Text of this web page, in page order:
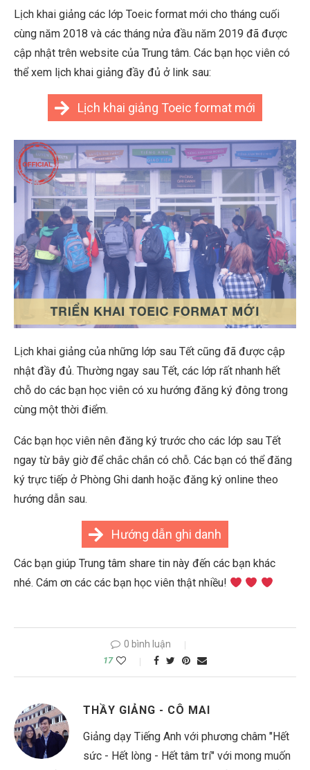
Lịch khai giảng các lớp Toeic format mới cho tháng cuối
cùng năm 2018 và các tháng nửa đầu năm 2019 đã được
cập nhật trên website của Trung tâm. Các bạn học viên có
thể xem lịch khai giảng đầy đủ ở link sau:
Lịch khai giảng Toeic format mới
Lịch khai giảng của những lớp sau Tết cũng đã được cập
nhật đầy đủ. Thường ngay sau Tết, các lớp rất nhanh hết
chỗ do các bạn học viên có xu hướng đăng ký đông trong
cùng một thời điểm.
Các bạn học viên nên đăng ký trước cho các lớp sau Tết
ngay từ bây giờ để chắc chắn có chỗ. Các bạn có thể đăng
ký trực tiếp ở Phòng Ghi danh hoặc đăng ký online theo
hướng dẫn sau.
Hướng dẫn ghi danh
Các bạn giúp Trung tâm share tin này đến các bạn khác
nhé. Cám ơn các các bạn học viên thật nhiều!
0 bình luận
17
THẦY GIẢNG - CÔ MAI
Giảng dạy Tiếng Anh với phương châm "Hết
sức - Hết lòng - Hết tâm trí" với mong muốn